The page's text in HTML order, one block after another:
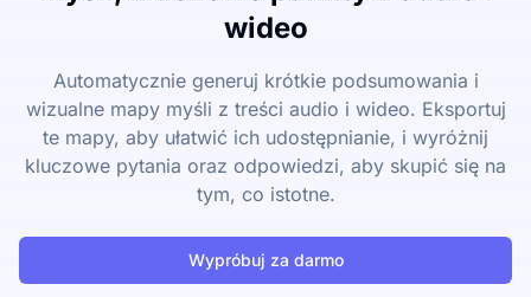
wideo
Automatycznie generuj krótkie podsumowania i
wizualne mapy myśli z treści audio i wideo. Eksportuj
te mapy, aby ułatwić ich udostępnianie, i wyróżnij
kluczowe pytania oraz odpowiedzi, aby skupić się na
tym, co istotne.
Wypróbuj za darmo